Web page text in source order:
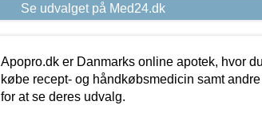
Se udvalget på Med24.dk
Apopro.dk er Danmarks online apotek, hvor
købe recept- og håndkøbsmedicin samt
for at se deres udvalg.